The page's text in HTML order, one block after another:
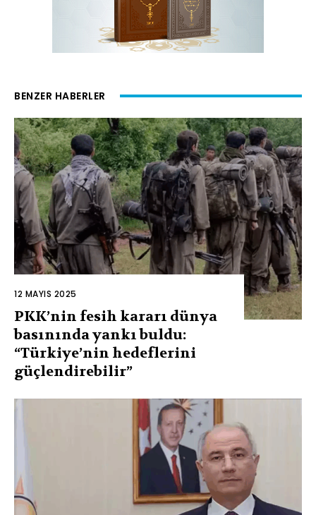
BENZER HABERLER
12 MAYIS 2025
PKK’nin fesih kararı dünya
basınında yankı buldu:
“Türkiye’nin hedeflerini
güçlendirebilir”